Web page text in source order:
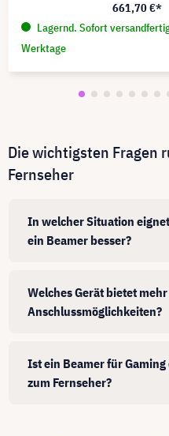
661,70 €*
Lagernd. Sofort
Werktage
Die wichtigsten Fragen
Fernseher
In welcher Situation
ein Beamer besser?
Welches Gerät bietet mehr
Anschlussmöglichkeiten?
Ist ein Beamer für
zum Fernseher?